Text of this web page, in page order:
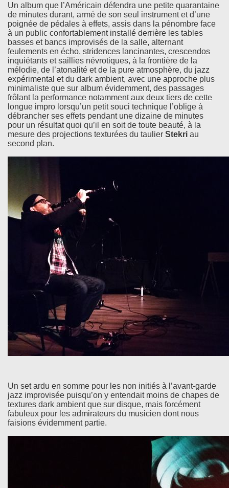
Un album que l’Américain défendra une petite quarantaine
de minutes durant, armé de son seul instrument et d’une
poignée de pédales à effets, assis dans la pénombre face
à un public confortablement installé derrière les tables
basses et bancs improvisés de la salle, alternant
feulements en écho, stridences lancinantes, crescendos
inquiétants et saillies névrotiques, à la frontière de la
mélodie, de l’atonalité et de la pure atmosphère, du jazz
expérimental et du dark ambient, avec une approche plus
minimaliste que sur album évidemment, des passages
frôlant la performance notamment aux deux tiers de cette
longue impro lorsqu’un petit souci technique l’oblige à
débrancher ses effets pendant une dizaine de minutes
pour un résultat quoi qu’il en soit de toute beauté, à la
mesure des projections texturées du taulier Stekri au
second plan.
Un set ardu en somme pour les non initiés à l’avant-garde
jazz improvisée puisqu’on y entendait moins de chapes de
textures dark ambient que sur disque, mais forcément
fabuleux pour les admirateurs du musicien dont nous
faisions évidemment partie.